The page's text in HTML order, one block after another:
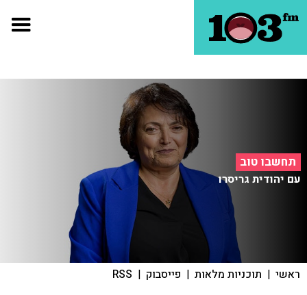
תחשבו טוב
עם יהודית גריסרו
ראשי | תוכניות מלאות | פייסבוק |
RSS